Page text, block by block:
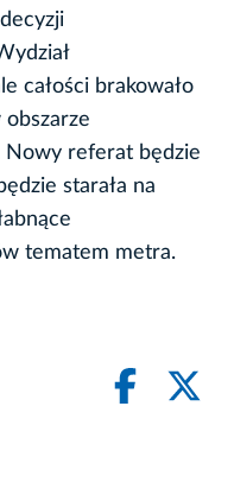
całości brakowało
Nowy referat będzie
starała na
tematem metra.